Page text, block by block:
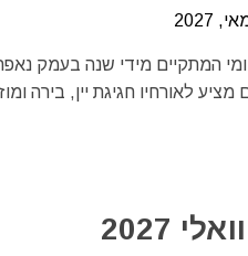
המתקיים מידי שנה בעמק
לאורחיו חגיגת יין, בירה
2027